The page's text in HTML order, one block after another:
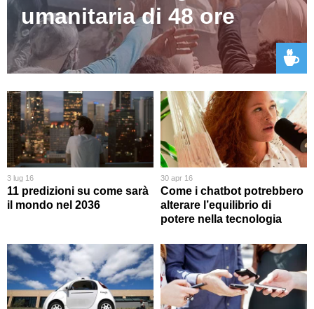
umanitaria di 48 ore
3 lug 16
11 predizioni su come sarà
il mondo nel 2036
30 apr 16
Come i chatbot potrebbero
alterare l’equilibrio di
potere nella tecnologia